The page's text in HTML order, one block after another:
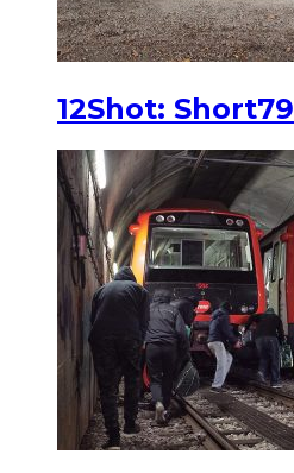
12Shot: Short79